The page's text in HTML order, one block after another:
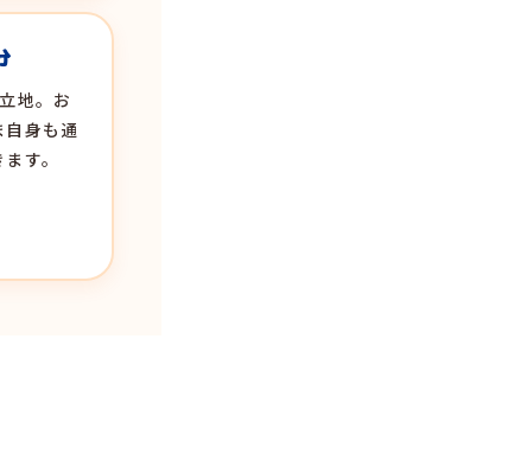
地。お
身も通
す。